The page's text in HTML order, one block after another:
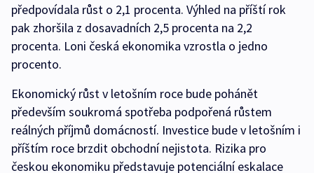
předpovídala růst o 2,1 procenta. Výhled na příští rok
pak zhoršila z dosavadních 2,5 procenta na 2,2
procenta. Loni česká ekonomika vzrostla o jedno
procento.
Ekonomický růst v letošním roce bude pohánět
především soukromá spotřeba podpořená růstem
reálných příjmů domácností. Investice bude v letošním i
příštím roce brzdit obchodní nejistota. Rizika pro
českou ekonomiku představuje potenciální eskalace